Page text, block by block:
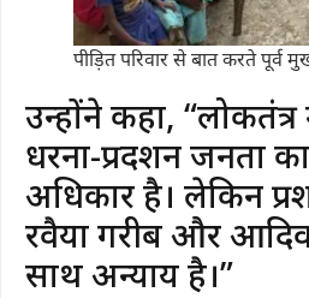
पीड़ित परिवार से बात करते पूर्व
उन्होंने कहा, “लोकतंत्र
धरना-प्रदर्शन जनता
अधिकार है। लेकिन
रवैया गरीब और
साथ अन्याय है।”